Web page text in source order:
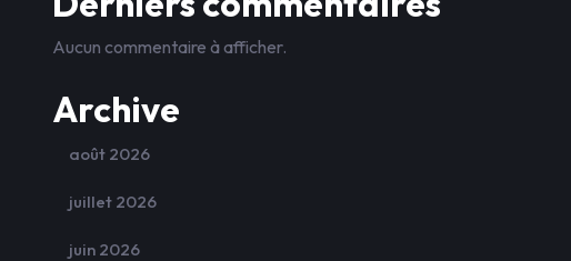
Aucun commentaire à afficher.
Archive
août 2026
juillet 2026
juin 2026